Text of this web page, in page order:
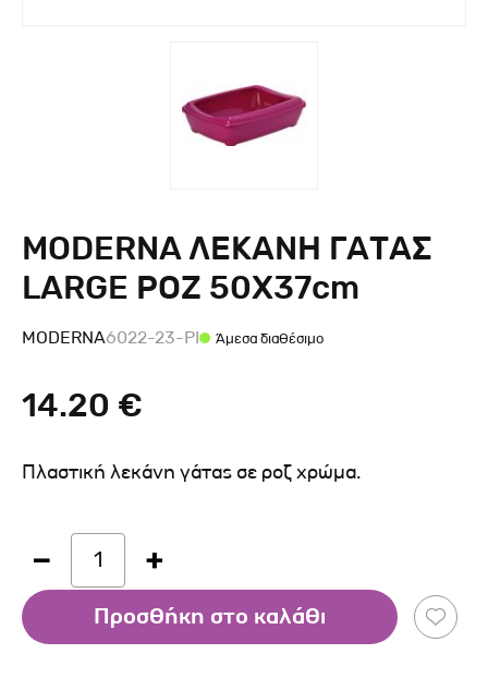
MODERNA ΛΕΚΑΝΗ ΓΑΤΑΣ
LARGE ΡΟΖ 50X37cm
MODERNA6022-23-PI Άμεσα διαθέσιμο
14.20 €
Πλαστική λεκάνη γάτας σε ροζ χρώμα.
1
Προσθήκη στο καλάθι